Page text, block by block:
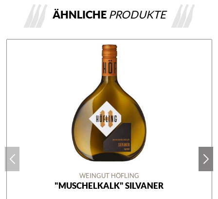
ÄHNLICHE PRODUKTE
WEINGUT HÖFLING
"MUSCHELKALK" SILVANER